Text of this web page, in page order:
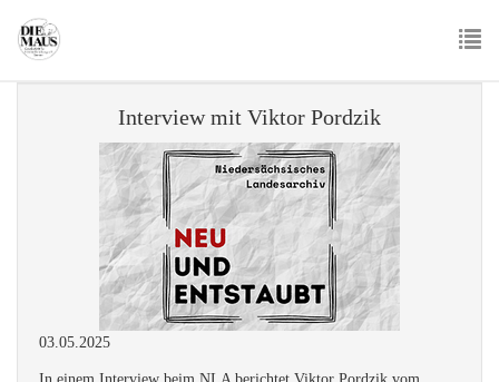
main
content
Interview mit Viktor Pordzik
03.05.2025